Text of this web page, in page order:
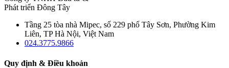
Phát triển Đông Tây
Tầng 25 tòa nhà Mipec, số 229 phố Tây Sơn, Phường Kim
Liên, TP Hà Nội, Việt Nam
024.3775.9866
Quy định & Điều khoản